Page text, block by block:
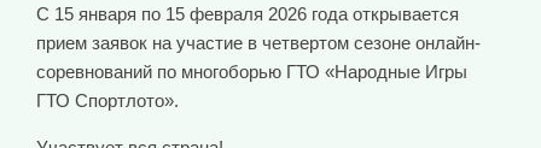
С 15 января по 15 февраля 2026 года открывается
прием заявок на участие в четвертом сезоне онлайн-
соревнований по многоборью ГТО «Народные Игры
ГТО Спортлото».